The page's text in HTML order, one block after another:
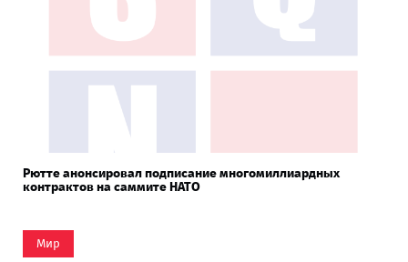
Рютте анонсировал подписание многомиллиардных
контрактов на саммите НАТО
Мир